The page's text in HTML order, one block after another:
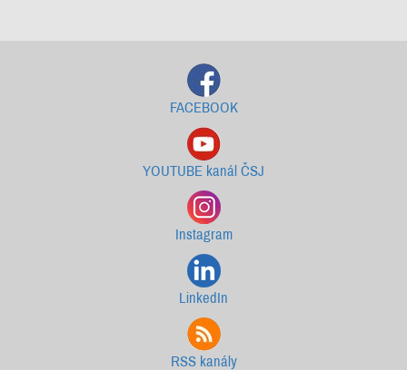
FACEBOOK
YOUTUBE kanál ČSJ
Instagram
LinkedIn
RSS kanály